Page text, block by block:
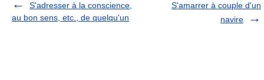
S'adresser à la conscience,
au bon sens, etc., de quelqu'un
S'amarrer à couple d'un
navire